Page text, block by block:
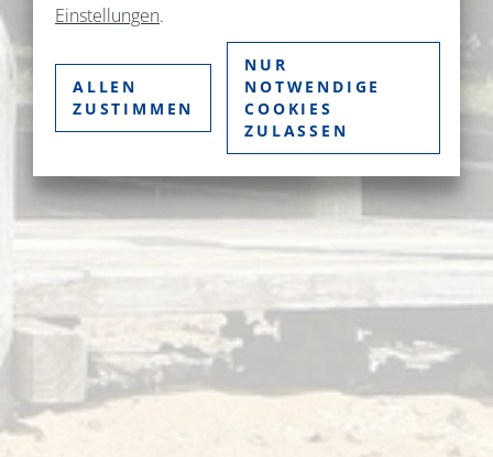
Einstellungen.
ALLEN
ZUSTIMMEN
NUR
NOTWENDIGE
COOKIES
ZULASSEN